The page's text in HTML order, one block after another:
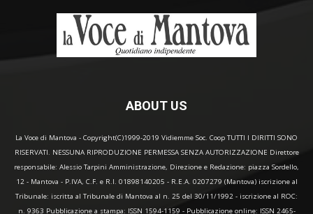
ABOUT US
La Voce di Mantova - Copyright(C)1999-2019 Vidiemme Soc. Coop TUTTI I DIRITTI SONO
RISERVATI. NESSUNA RIPRODUZIONE PERMESSA SENZA AUTORIZZAZIONE Direttore
responsabile: Alessio Tarpini Amministrazione, Direzione e Redazione: piazza Sordello,
12 - Mantova - P.IVA, C.F. e R.I. 01898140205 - R.E.A. 0207279 (Mantova) iscrizione al
Tribunale: iscritta al Tribunale di Mantova al n. 25 del 30/11/1992 - iscrizione al ROC:
n. 9363 Pubblicazione a stampa: ISSN 1594-1159 - Pubblicazione online: ISSN 2465-